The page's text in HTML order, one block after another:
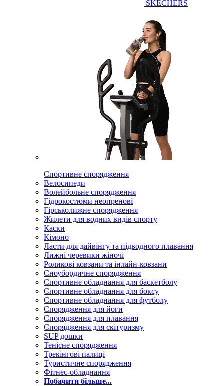
SKECHERS
Спортивне спорядження
Велосипеди
Волейбольне спорядження
Гідрокостюми неопренові
Гірськолижне спорядження
Жилети для водних видів спорту
Каски
Кімоно
Ласти для дайвінгу та підводного плавання
Лижні черевики жіночі
Роликові ковзани та інлайн-ковзани
Сноубордичне спорядження
Спортивне обладнання для баскетболу
Спортивне обладнання для боксу
Спортивне обладнання для футболу
Спорядження для йоги
Спорядження для плавання
Спорядження для скітуризму
SUP дошки
Тенісне спорядження
Трекінгові палиці
Туристичне спорядження
Фітнес-обладнання
Побачити більше...